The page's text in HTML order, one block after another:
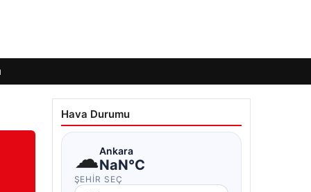
Hava Durumu
☁Ankara
NaN°C
ŞEHIR SEÇ